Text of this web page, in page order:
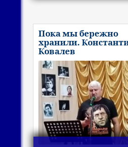
Пока мы бережно
хранили.
Ковалев